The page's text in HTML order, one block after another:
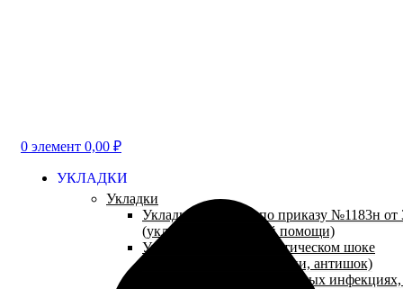
0 элемент 0,00 ₽
УКЛАДКИ
Укладки
Укладки и наборы по приказу №1183н от
(укладки неотложной помощи)
Укладки при анафилактическом шоке
(противошоковые укладки, антишок)
Укладки при парентеральных